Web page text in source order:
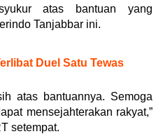
atas bantuan yang
Tanjabbar ini.
Duel Satu Tewas
atas bantuannya. Semoga
mensejahterakan rakyat,”
setempat.